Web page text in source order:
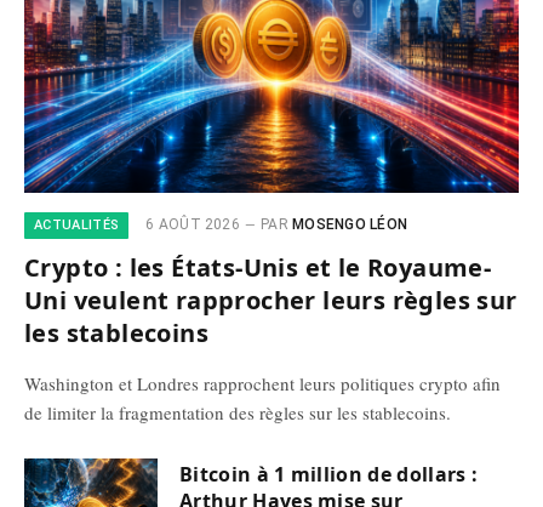
ACTUALITÉS 6 AOÛT 2026 PAR MOSENGO LÉON
Crypto : les États-Unis et le Royaume-
Uni veulent rapprocher leurs règles sur
les stablecoins
Washington et Londres rapprochent leurs politiques crypto afin
de limiter la fragmentation des règles sur les stablecoins.
Bitcoin à 1 million de dollars :
Arthur Hayes mise sur